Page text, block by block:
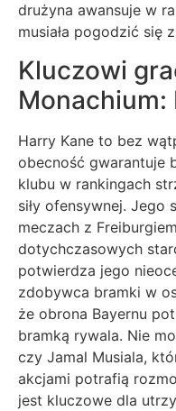
drużyna awansuje w
musiała pogodzić się
Kluczowi
Monachium:
Harry Kane to bez
obecność gwarantuje
klubu w rankingach
siły ofensywnej. Jego
meczach z
dotychczasowych
potwierdza jego
zdobywca bramki w
że obrona Bayernu
bramką rywala. Nie
czy Jamal Musiala,
akcjami potrafią
jest kluczowe dla